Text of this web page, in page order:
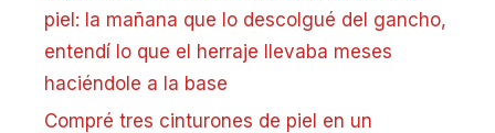
piel: la mañana que lo descolgué del gancho,
entendí lo que el herraje llevaba meses
haciéndole a la base
Compré tres cinturones de piel en un